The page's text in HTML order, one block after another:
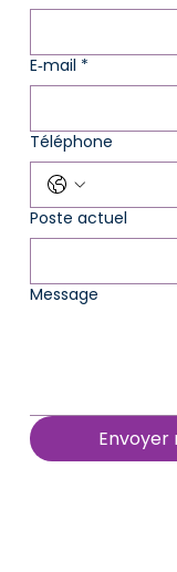
E‑mail *
Téléphone
Poste actuel
Message